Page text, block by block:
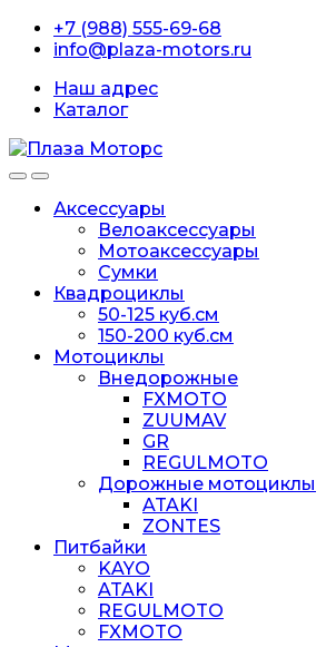
Перейти
перейти+7 (988) 555-69-68
info@plaza-motors.ru
Наш адрес
Каталог
Аксессуары
Велоаксессуары
Мотоаксессуары
Сумки
Квадроциклы
50-125 куб.см
150-200 куб.см
Мотоциклы
Внедорожные
FXMOTO
ZUUMAV
GR
REGULMOTO
Дорожные мотоциклы
ATAKI
ZONTES
Питбайки
KAYO
ATAKI
REGULMOTO
FXMOTO